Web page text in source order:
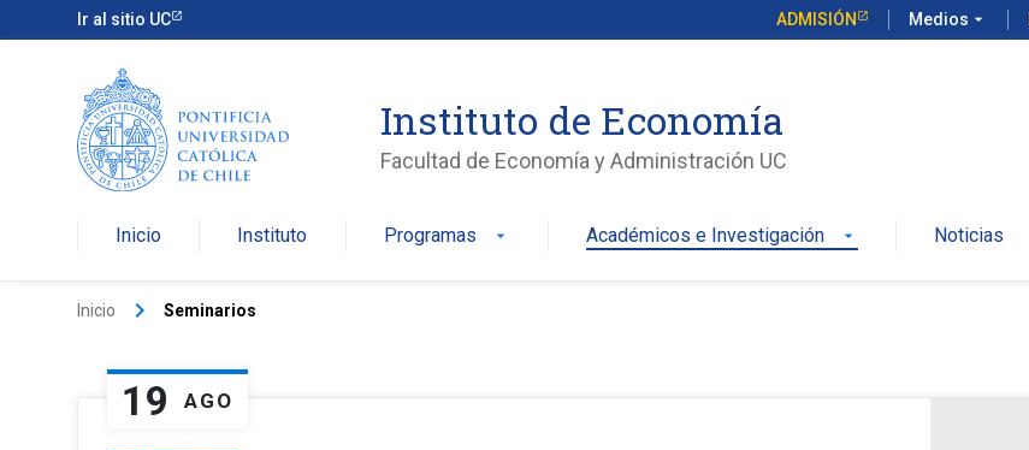
Ir al sitio UC ADMISIÓN Medios arrow_drop_down
Instituto de Economía
Facultad de Economía y Administración UC
Inicio Instituto Programas arrow_drop_down Académicos e Investigación arrow_drop_down Noticias
Inicio keyboard_arrow_right Seminarios
19 AGO